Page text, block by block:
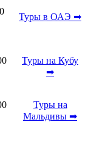
Туры в ОАЭ ➡
Туры на Кубу
➡
Туры на
Мальдивы ➡